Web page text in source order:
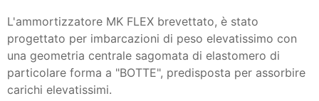
L'ammortizzatore MK FLEX brevettato, è stato
progettato per imbarcazioni di peso elevatissimo con
una geometria centrale sagomata di elastomero di
particolare forma a "BOTTE", predisposta per assorbire
carichi elevatissimi.